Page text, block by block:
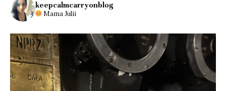
keepcalmcarryonblog
Mama Julii